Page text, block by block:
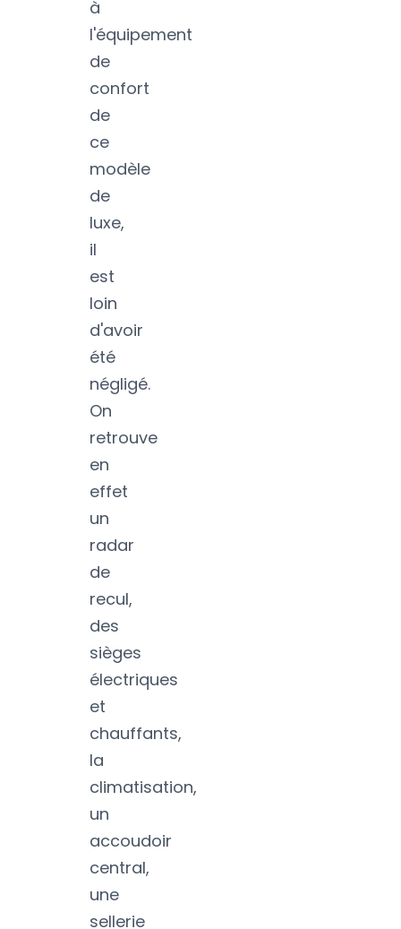
à
l'équipement
de
confort
de
ce
modèle
de
luxe,
il
est
loin
d'avoir
été
négligé.
On
retrouve
en
effet
un
radar
de
recul,
des
sièges
électriques
et
chauffants,
la
climatisation,
un
accoudoir
central,
une
sellerie